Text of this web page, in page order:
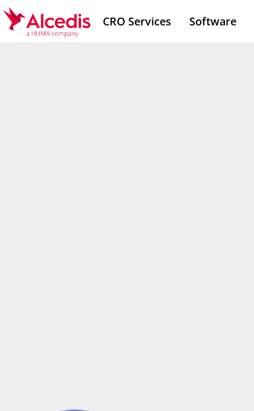
Direkt
zum
CRO Services Software